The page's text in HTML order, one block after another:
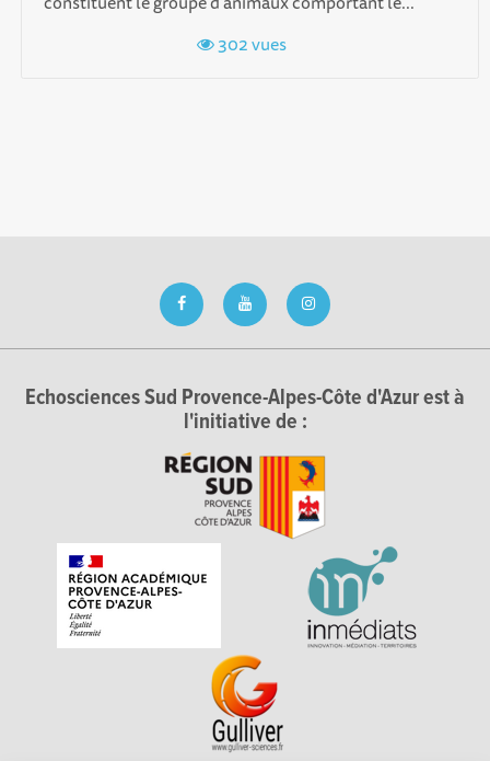
302 vues
Echosciences Sud Provence-Alpes-Côte d'Azur est à
l'initiative de :